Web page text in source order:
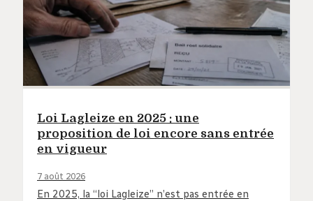
Loi Lagleize en 2025 : une
proposition de loi encore sans entrée
en vigueur
7 août 2026
En 2025, la “loi Lagleize” n’est pas entrée en